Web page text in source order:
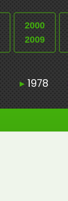
2000
2009
▸ 1978